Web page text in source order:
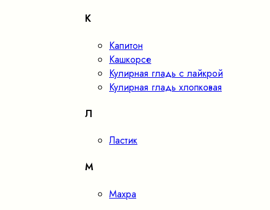
К
Капитон
Кашкорсе
Кулирная гладь с лайкрой
Кулирная гладь хлопковая
Л
Ластик
М
Махра